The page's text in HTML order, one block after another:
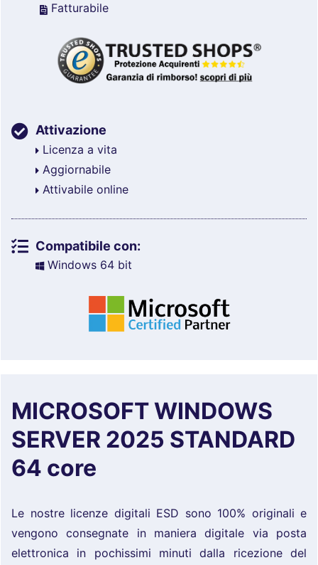
Fatturabile
Attivazione
Licenza a vita
Aggiornabile
Attivabile online
Compatibile con:
Windows 64 bit
MICROSOFT WINDOWS
SERVER 2025 STANDARD
64 core
Le nostre licenze digitali ESD sono 100% originali e
vengono consegnate in maniera digitale via posta
elettronica in pochissimi minuti dalla ricezione del